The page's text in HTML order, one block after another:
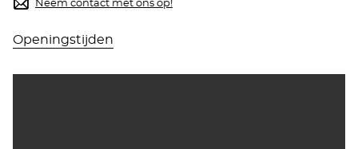
Center
SHEVA
MALL
מרכז
Neem contact met ons op!
Openingstijden